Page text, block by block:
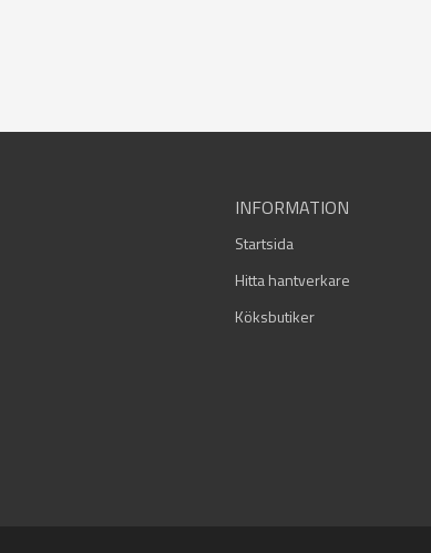
INFORMATION
Startsida
Hitta hantverkare
Köksbutiker